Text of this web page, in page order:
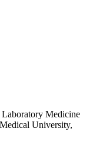
Laboratory Medicine
University,